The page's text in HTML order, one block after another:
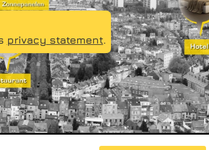
privacy statement.